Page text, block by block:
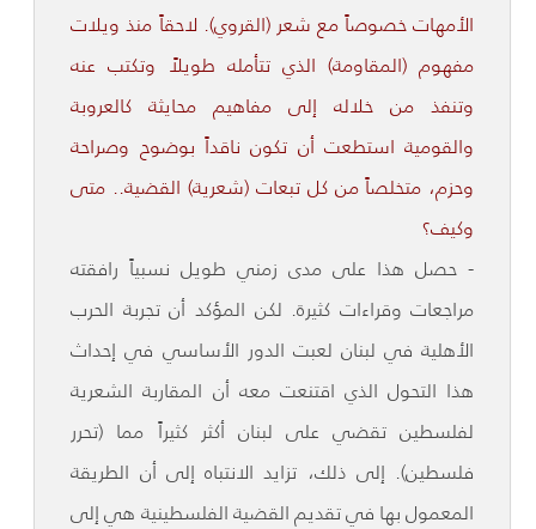
الأمهات خصوصاً مع شعر (القروي). لاحقاً منذ ويلات
مفهوم (المقاومة) الذي تتأمله طويلاً وتكتب عنه
وتنفذ من خلاله إلى مفاهيم محايثة كالعروبة
والقومية استطعت أن تكون ناقداً بوضوح وصراحة
وحزم، متخلصاً من كل تبعات (شعرية) القضية.. متى
وكيف؟
- حصل هذا على مدى زمني طويل نسبياً رافقته
مراجعات وقراءات كثيرة. لكن المؤكد أن تجربة الحرب
الأهلية في لبنان لعبت الدور الأساسي في إحداث
هذا التحول الذي اقتنعت معه أن المقاربة الشعرية
لفلسطين تقضي على لبنان أكثر كثيراً مما (تحرر
فلسطين). إلى ذلك، تزايد الانتباه إلى أن الطريقة
المعمول بها في تقديم القضية الفلسطينية هي إلى